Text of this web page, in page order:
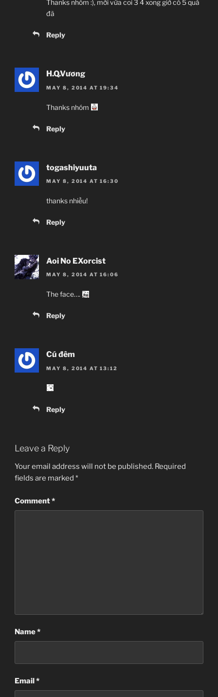
Thanks nhóm :), mới vừa coi 3 4 xong giờ có 5 quá
đã
Reply
H.Q.Vương
MAY 8, 2014 AT 19:34
Thanks nhóm
Reply
togashiyuuta
MAY 8, 2014 AT 16:30
thanks nhiều!
Reply
Aoi No EXorcist
MAY 8, 2014 AT 16:06
The face….
Reply
Cú đêm
MAY 8, 2014 AT 13:12
Reply
Leave a Reply
Your email address will not be published. Required
fields are marked *
Comment*
Name*
Email*